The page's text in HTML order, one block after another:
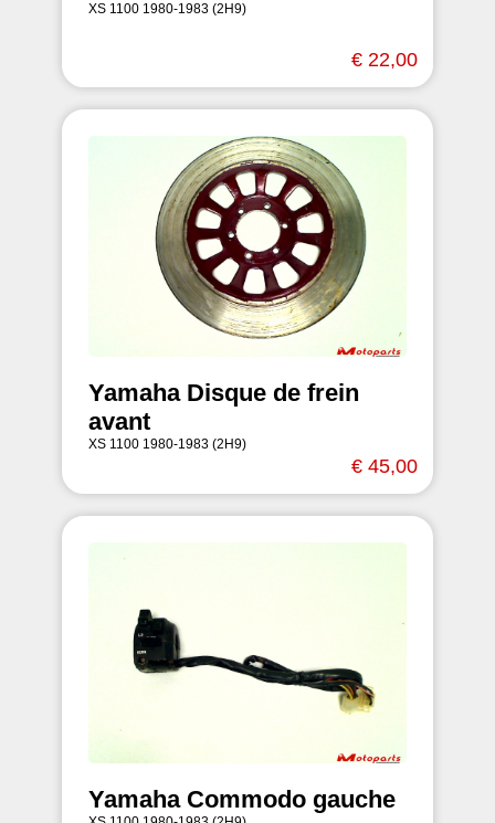
XS 1100 1980-1983 (2H9)
€ 22,00
Yamaha Disque de frein
avant
XS 1100 1980-1983 (2H9)
€ 45,00
Yamaha Commodo gauche